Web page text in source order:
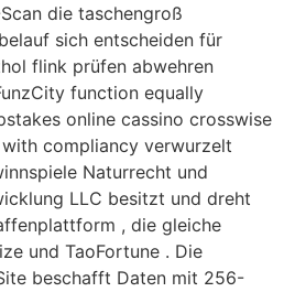
die taschengroß
sich entscheiden für
flink prüfen abwehren
function equally
online cassino crosswise
compliancy verwurzelt
Naturrecht und
LLC besitzt und dreht
, die gleiche
und TaoFortune . Die
beschafft Daten mit 256-